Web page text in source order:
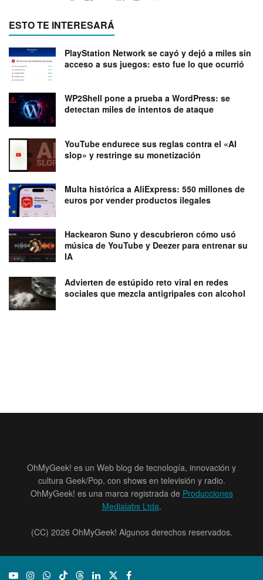
ESTO TE INTERESARÁ
PlayStation Network se cayó y dejó a miles sin
acceso a sus juegos: esto fue lo que ocurrió
WP2Shell pone a prueba a WordPress: se
detectan miles de intentos de ataque
YouTube endurece sus reglas contra el «AI
slop» y restringe su monetización
Multa histórica a AliExpress: 550 millones de
euros por vender productos ilegales
Hackearon Suno y descubrieron cómo usó
música de YouTube y Deezer para entrenar su
IA
Advierten de estúpido reto viral en redes
sociales que mezcla antigripales con alcohol
OhMyGeek! es un Web blog de tecnología, innovación y
cultura Geek/Pop, con shows en televisión y radio.
OhMyGeek! es una marca registrada de Producciones
Medialabs Ltda.
(CC) 2026 OhMyGeek! Algunos derechos reservados.